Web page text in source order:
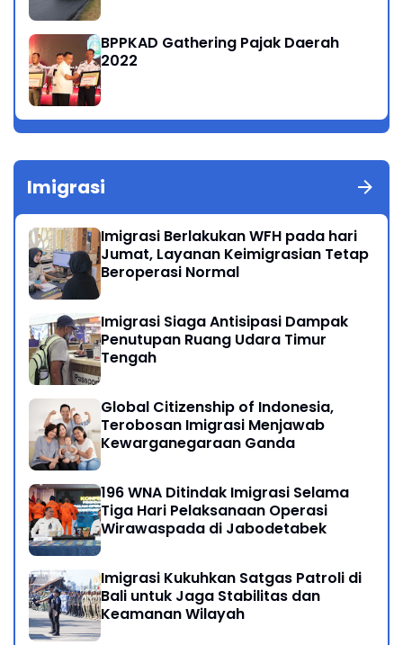
BPPKAD Gathering Pajak Daerah
2022
Imigrasi
Imigrasi Berlakukan WFH pada hari
Jumat, Layanan Keimigrasian Tetap
Beroperasi Normal
Imigrasi Siaga Antisipasi Dampak
Penutupan Ruang Udara Timur
Tengah
Global Citizenship of Indonesia,
Terobosan Imigrasi Menjawab
Kewarganegaraan Ganda
196 WNA Ditindak Imigrasi Selama
Tiga Hari Pelaksanaan Operasi
Wirawaspada di Jabodetabek
Imigrasi Kukuhkan Satgas Patroli di
Bali untuk Jaga Stabilitas dan
Keamanan Wilayah